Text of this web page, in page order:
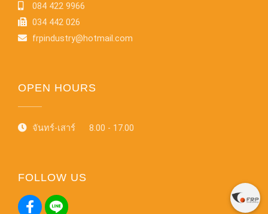
084 422 9966
034 442 026
frpindustry@hotmail.com
OPEN HOURS
จันทร์-เสาร์ 8.00 - 17.00
FOLLOW US